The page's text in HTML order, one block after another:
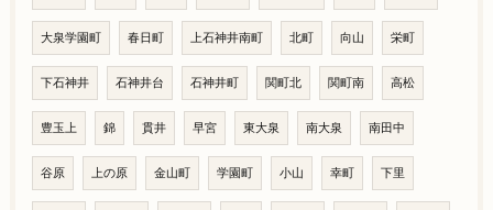
大泉学園町 春日町 上石神井南町 北町 向山 栄町
下石神井 石神井台 石神井町 関町北 関町南 高松
豊玉上 錦 貫井 早宮 東大泉 南大泉 南田中
谷原 上の原 金山町 学園町 小山 幸町 下里